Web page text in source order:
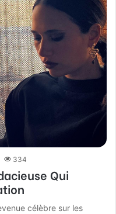
334
Qui
célèbre sur les